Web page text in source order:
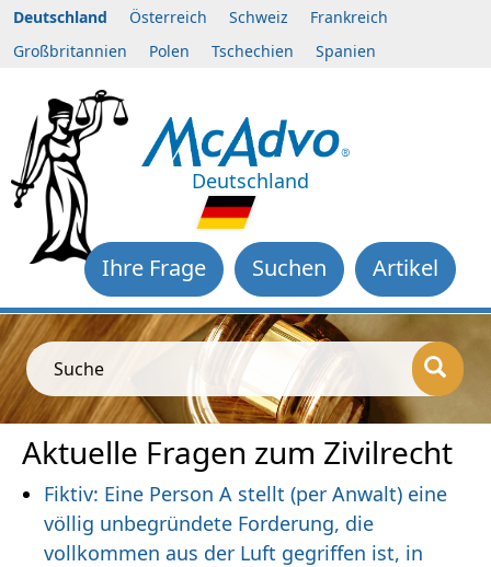
Deutschland Österreich Schweiz
Frankreich
Großbritannien
Polen Tschechien Spanien
Deutschland
Artikel
Suchen
Ihre Frage
Suche
Aktuelle Fragen zum Zivilrecht
Fiktiv: Eine Person A stellt (per Anwalt) eine
völlig unbegründete Forderung, die
vollkommen aus der Luft gegriffen ist, in